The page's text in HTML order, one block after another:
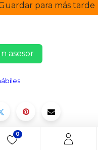
0
para más tarde
asesor